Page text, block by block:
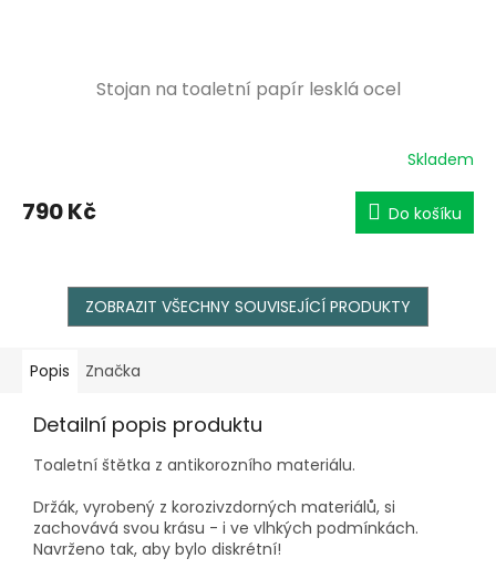
Stojan na toaletní papír lesklá ocel
Skladem
790 Kč Do košíku
ZOBRAZIT VŠECHNY SOUVISEJÍCÍ PRODUKTY
Popis Značka
Detailní popis produktu
Toaletní štětka z antikorozního materiálu.
Držák, vyrobený z korozivzdorných materiálů, si
zachovává svou krásu - i ve vlhkých podmínkách.
Navrženo tak, aby bylo diskrétní!